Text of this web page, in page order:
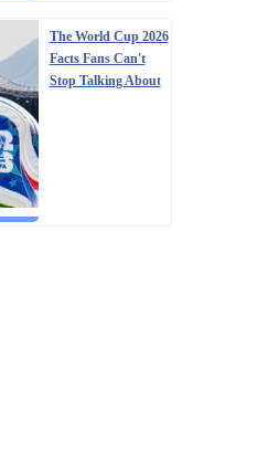
The World Cup 2026
Facts Fans Can't
Stop Talking About